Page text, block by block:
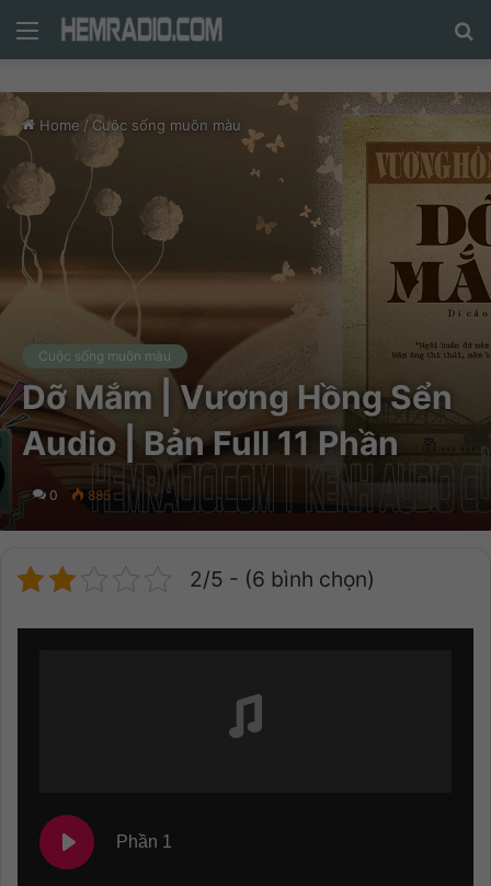
Menu
Home / Cuộc sống muôn màu
Cuộc sống muôn màu
Dỡ Mắm | Vương Hồng Sển
Audio | Bản Full 11 Phần
0 885
2/5 - (6 bình chọn)
Phần 1